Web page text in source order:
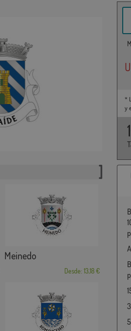
*
y
Meinedo
Desde: 13,18 €